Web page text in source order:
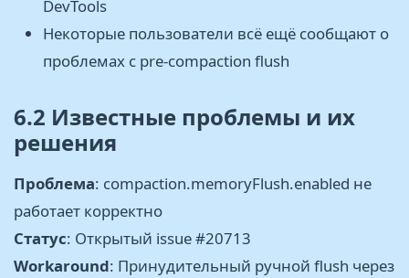
DevTools
Некоторые пользователи всё ещё сообщают о
проблемах с pre-compaction flush
6.2 Известные проблемы и их
решения
Проблема: compaction.memoryFlush.enabled не
работает корректно
Статус: Открытый issue #20713
Workaround: Принудительный ручной flush через